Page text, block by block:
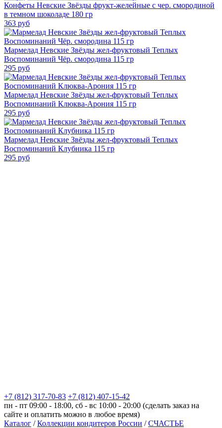
Конфеты Невские Звёзды фрукт-желейные с чер. смородиной
в темном шоколаде 180 гр
363 руб
Мармелад Невские Звёзды жел-фруктовый Теплых
Воспоминаний Чёр. смородина 115 гр
295 руб
Мармелад Невские Звёзды жел-фруктовый Теплых
Воспоминаний Клюква-Арония 115 гр
295 руб
Мармелад Невские Звёзды жел-фруктовый Теплых
Воспоминаний Клубника 115 гр
295 руб
+7 (812) 317-70-83 +7 (812) 407-15-42
пн - пт 09:00 - 18:00, сб - вс 10:00 - 20:00 (сделать заказ на
сайте и оплатить можно в любое время)
Каталог / Коллекции кондитеров России / СЧАСТЬЕ